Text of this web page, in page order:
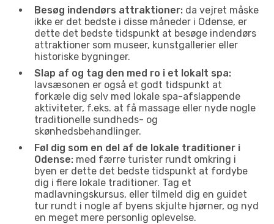
Besøg indendørs attraktioner: da vejret måske
ikke er det bedste i disse måneder i Odense, er
dette det bedste tidspunkt at besøge indendørs
attraktioner som museer, kunstgallerier eller
historiske bygninger.
Slap af og tag den med ro i et lokalt spa:
lavsæsonen er også et godt tidspunkt at
forkæle dig selv med lokale spa-afslappende
aktiviteter, f.eks. at få massage eller nyde nogle
traditionelle sundheds- og
skønhedsbehandlinger.
Føl dig som en del af de lokale traditioner i
Odense: med færre turister rundt omkring i
byen er dette det bedste tidspunkt at fordybe
dig i flere lokale traditioner. Tag et
madlavningskursus, eller tilmeld dig en guidet
tur rundt i nogle af byens skjulte hjørner, og nyd
en meget mere personlig oplevelse.